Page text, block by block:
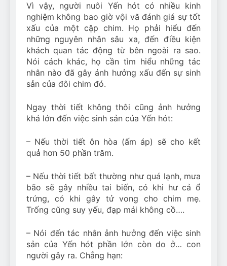
Vì vậy, người nuôi Yến hót có nhiều kinh
nghiệm không bao giờ vội vã đánh giá sự tốt
xấu của một cặp chim. Họ phải hiểu đến
những nguyên nhân sâu xa, đến điều kiện
khách quan tác động từ bên ngoài ra sao.
Nói cách khác, họ cần tìm hiểu những tác
nhân nào đã gây ảnh hưởng xấu đến sự sinh
sản của đôi chim đó.
Ngay thời tiết không thôi cũng ảnh hưởng
khá lớn đến việc sinh sản của Yến hót:
– Nếu thời tiết ôn hòa (ấm áp) sẽ cho kết
quả hơn 50 phần trăm.
– Nếu thời tiết bất thường như quá lạnh, mưa
bão sẽ gây nhiều tai biến, có khi hư cả ổ
trứng, có khi gây tử vong cho chim mẹ.
Trống cũng suy yếu, đạp mái không cồ….
– Nói đến tác nhân ảnh hưởng đến việc sinh
sản của Yến hót phần lớn còn do ở… con
người gây ra. Chẳng hạn: